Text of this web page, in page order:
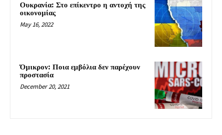
Ουκρανία: Στο επίκεντρο η αντοχή της
οικονομίας
May 16, 2022
Όμικρον: Ποια εμβόλια δεν παρέχουν
προστασία
December 20, 2021